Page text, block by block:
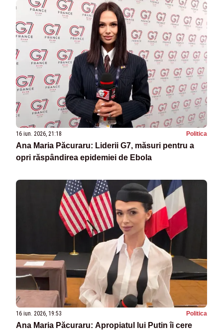
16 iun. 2026, 21:18 Politica
Ana Maria Păcuraru: Liderii G7, măsuri pentru a
opri răspândirea epidemiei de Ebola
16 iun. 2026, 19:53 Politica
Ana Maria Păcuraru: Apropiatul lui Putin îi cere